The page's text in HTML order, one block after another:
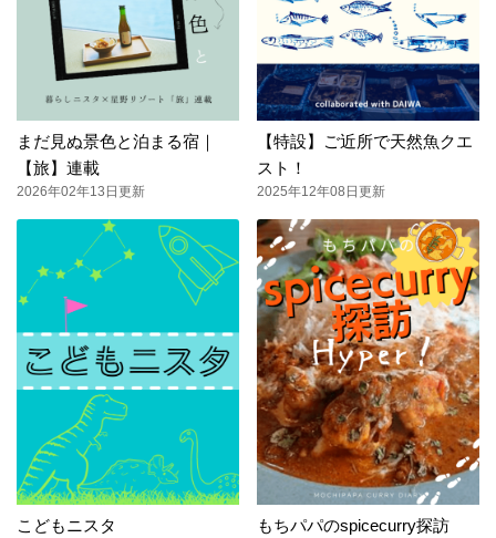
まだ見ぬ景色と泊まる宿｜
【旅】連載
2026年02年13日更新
【特設】ご近所で天然魚クエ
スト！
2025年12年08日更新
こどもニスタ
もちパパのspicecurry探訪